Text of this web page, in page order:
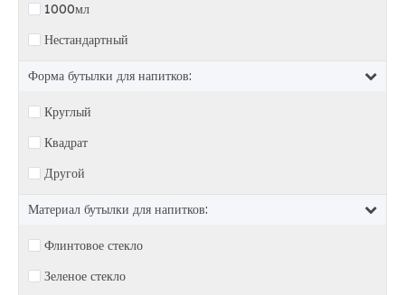
1000мл
Нестандартный
Форма бутылки для напитков:
Круглый
Квадрат
Другой
Материал бутылки для напитков:
Флинтовое стекло
Зеленое стекло